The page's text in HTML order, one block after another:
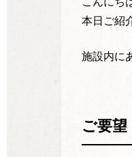
本日ご紹
施設内に
ご要望